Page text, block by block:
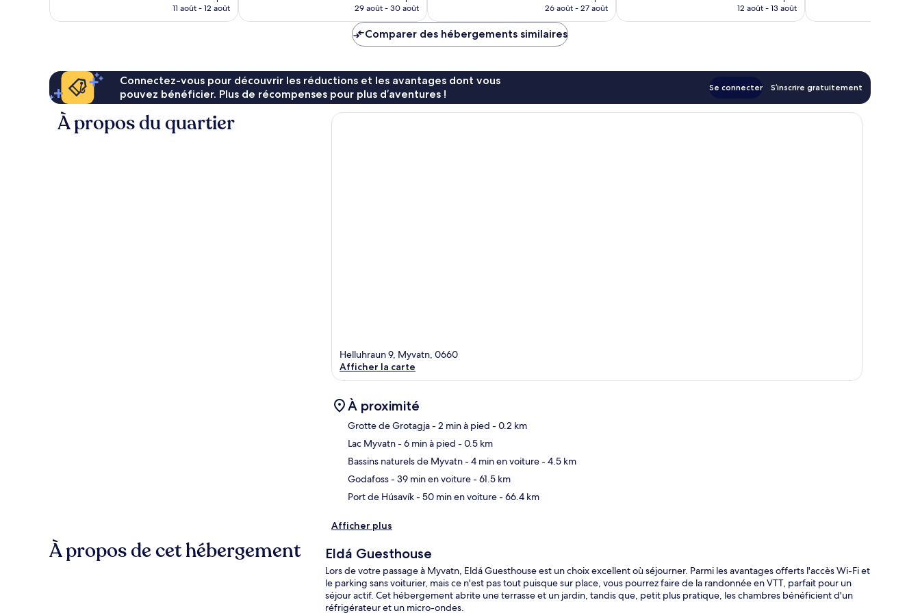
prix
11 août - 12 août
prix
de
187 €
29 août - 30 août
prix
26 août - 27 août
prix
12 août - 13 août
Comparer des hébergements similaires
Connectez-vous pour découvrir les réductions et les avantages dont vous
pouvez bénéficier. Plus de récompenses pour plus d’aventures !
Se connecter S’inscrire gratuitement
À propos du quartier
Helluhraun 9, Myvatn, 0660
Afficher la carte
À proximité
Grotte de Grotagja- 2 min à pied - 0.2 km
Lac Myvatn- 6 min à pied - 0.5 km
Bassins naturels de Myvatn- 4 min en voiture- 4.5 km
Godafoss- 39 min en voiture- 61.5 km
Port de Húsavík- 50 min en voiture- 66.4 km
Afficher plus
À propos de cet hébergement Eldá Guesthouse
Lors de votre passage à Myvatn, Eldá Guesthouse est un choix excellent où séjourner. Parmi les avantages offerts l'accès Wi-Fi et
le parking sans voiturier, mais ce n'est pas tout puisque sur place, vous pourrez faire de la randonnée en VTT, parfait pour un
séjour actif. Cet hébergement abrite une terrasse et un jardin, tandis que, petit plus pratique, les chambres bénéficient d'un
réfrigérateur et un micro-ondes.